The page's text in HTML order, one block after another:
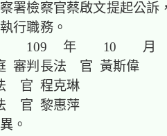
署檢察官蔡啟文提起公訴
行職務。
109 年 10 月
長法 官 黃斯偉
克琳
惠萍
。